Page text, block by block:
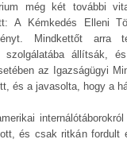
még két további
A Kémkedés Elleni
Mindkettőt
szolgálatába állítsák,
az Igazságügyi
és a javasolta, hogy a
és csak ritkán fordult